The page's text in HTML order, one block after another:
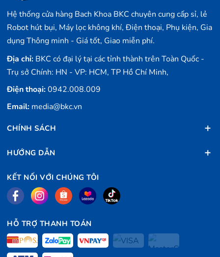
Hệ thống cửa hàng Bach Khoa BKC chuyên cung cấp sỉ, lẻ
Robot hút bụi, Máy lọc không khí, Điện thoại, Phụ kiện, Gia
dụng Thông minh - Giá tốt, Giao miễn phí.
Địa chỉ: BKC có đại lý tại các tỉnh thành trên Toàn Quốc -
Trụ sở Chính: HN - VP: HCM, TP Hồ Chí Minh,
Điện thoại:0942.008.009
Email: media@bkc.vn
CHÍNH SÁCH
HƯỚNG DẪN
KẾT NỐI VỚI CHÚNG TÔI
HỖ TRỢ THANH TOÁN